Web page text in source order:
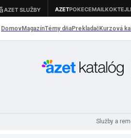
Služby a